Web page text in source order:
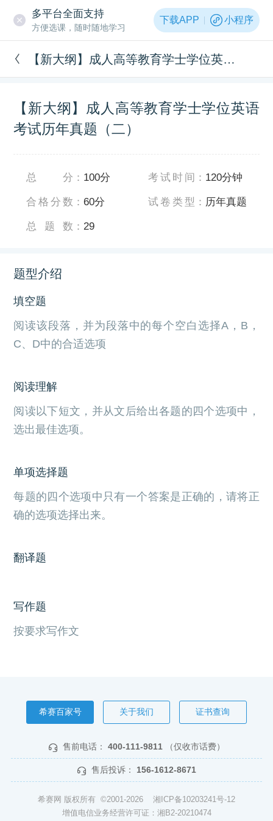
多平台全面支持
方便选课，随时随地学习
下载APP 小程序
【新大纲】成人高等教育学士学位英语考试历年真题（二）
【新大纲】成人高等教育学士学位英语
考试历年真题（二）
总分 ： 100分
合格分数 ：60分
总题数 ： 29
考试时间 ： 120分钟
试卷类型 ： 历年真题
题型介绍
填空题
阅读该段落，并为段落中的每个空白选择A，B，
C、D中的合适选项
阅读理解
阅读以下短文，并从文后给出各题的四个选项中，
选出最佳选项。
单项选择题
每题的四个选项中只有一个答案是正确的，请将正
确的选项选择出来。
翻译题
写作题
按要求写作文
希赛百家号 关于我们 证书查询
售前电话： 400-111-9811 （仅收市话费）
售后投诉： 156-1612-8671
希赛网 版权所有 ©2001-2026 湘ICP备10203241号-12
增值电信业务经营许可证：湘B2-20210474